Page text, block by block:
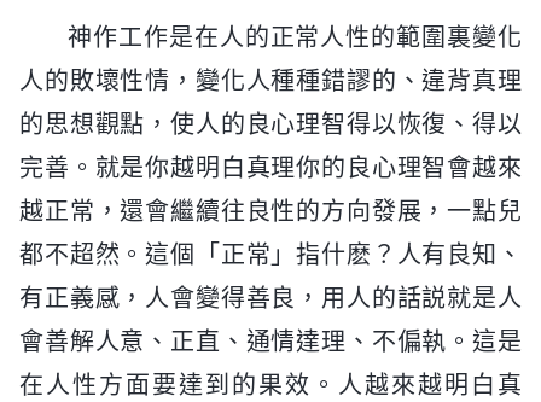
神作工作是在人的正常人性的範圍裏變化
人的敗壞性情，變化人種種錯謬的、違背真理
的思想觀點，使人的良心理智得以恢復、得以
完善。就是你越明白真理你的良心理智會越來
越正常，還會繼續往良性的方向發展，一點兒
都不超然。這個「正常」指什麽？人有良知、
有正義感，人會變得善良，用人的話説就是人
會善解人意、正直、通情達理、不偏執。這是
在人性方面要達到的果效。人越來越明白真